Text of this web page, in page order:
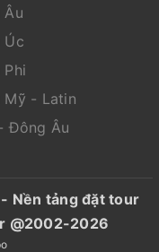
khỏe để đi du lịch
hãng hàng không.
nhà (không phải Bố
được chính quyền
Mẹ ủy quyền dắt đi
thay đổi theo tình
đầy đủ các điểm
đương hoặc cao
Âu
Úc
Phi
Mỹ - Latin
Đông Âu
Nền tảng đặt tour
@2002-2026